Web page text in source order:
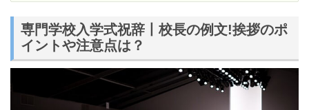
専門学校入学式祝辞丨校長の例文!挨拶のポ
イントや注意点は？